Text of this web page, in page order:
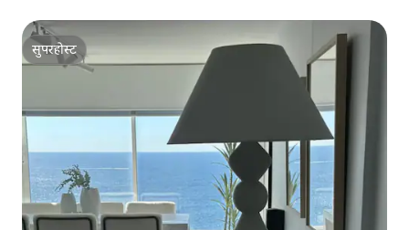
सुपरहोस्ट
सुपरहोस्ट